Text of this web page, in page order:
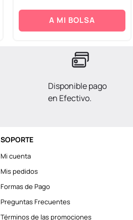
A MI BOLSA
Disponible pago
en Efectivo.
SOPORTE
Mi cuenta
Mis pedidos
Formas de Pago
Preguntas Frecuentes
Términos de las promociones